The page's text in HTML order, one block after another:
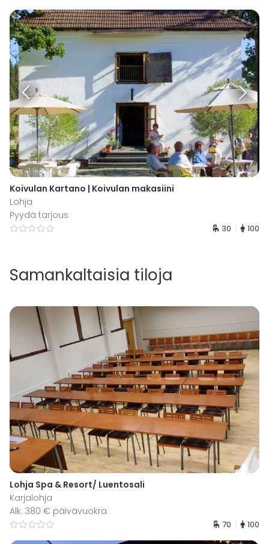
Koivulan Kartano | Koivulan makasiini
Lohja
Pyydä tarjous
30 100
Samankaltaisia tiloja
Lohja Spa & Resort/ Luentosali
Karjalohja
Alk. 380 € päivävuokra
70 100